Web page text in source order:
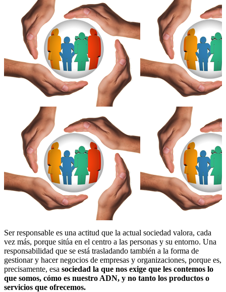
Ser responsable es una actitud que la actual sociedad valora, cada
vez más, porque sitúa en el centro a las personas y su entorno. Una
responsabilidad que se está trasladando también a la forma de
gestionar y hacer negocios de empresas y organizaciones, porque es,
precisamente, esa sociedad la que nos exige que les contemos lo
que somos, cómo es nuestro ADN, y no tanto los productos o
servicios que ofrecemos.